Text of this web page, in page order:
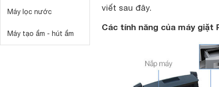
Máy lọc nước
Máy tạo ẩm - hút ẩm
viết sau đây.
Các tính năng của máy giặt